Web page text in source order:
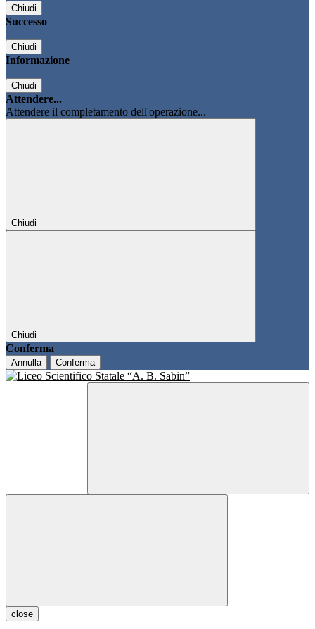
Chiudi
Successo
Chiudi
Informazione
Chiudi
Attendere...
Attendere il completamento dell'operazione...
Chiudi
Chiudi
Conferma
Annulla Conferma
close